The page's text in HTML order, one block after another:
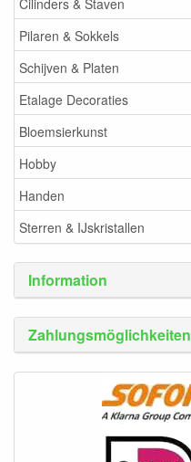
Pilaren & Sokkels
Schijven & Platen
Etalage Decoraties
Bloemsierkunst
Hobby
Handen
Sterren & IJskristallen
Information
Zahlungsmöglichkeiten